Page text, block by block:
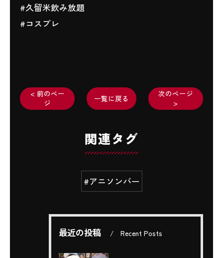
#久留米飲み放題
#コスプレ
< 前のペー
ジ
一覧に戻る
次のページ
>
関連タグ
#アニソンバー
最近の投稿 Recent Posts